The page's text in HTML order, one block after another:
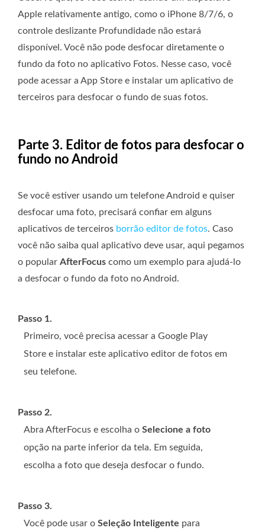
Apple relativamente antigo, como o iPhone 8/7/6, o
controle deslizante Profundidade não estará
disponível. Você não pode desfocar diretamente o
fundo da foto no aplicativo Fotos. Nesse caso, você
pode acessar a App Store e instalar um aplicativo de
terceiros para desfocar o fundo de suas fotos.
Parte 3. Editor de fotos para desfocar o
fundo no Android
Se você estiver usando um telefone Android e quiser
desfocar uma foto, precisará confiar em alguns
aplicativos de terceiros borrão editor de fotos. Caso
você não saiba qual aplicativo deve usar, aqui pegamos
o popular AfterFocus como um exemplo para ajudá-lo
a desfocar o fundo da foto no Android.
Passo 1.
Primeiro, você precisa acessar a Google Play
Store e instalar este aplicativo editor de fotos em
seu telefone.
Passo 2.
Abra AfterFocus e escolha o Selecione a foto
opção na parte inferior da tela. Em seguida,
escolha a foto que deseja desfocar o fundo.
Passo 3.
Você pode usar o Seleção Inteligente para